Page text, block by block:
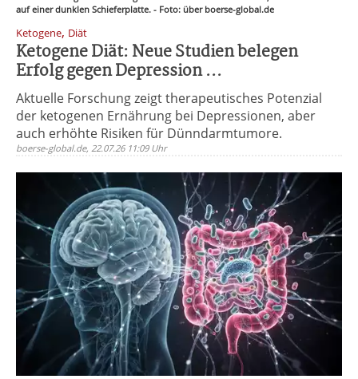
auf einer dunklen Schieferplatte. - Foto: über boerse-global.de
Ketogene, Diät
Ketogene Diät: Neue Studien belegen
Erfolg gegen Depression ...
Aktuelle Forschung zeigt therapeutisches Potenzial
der ketogenen Ernährung bei Depressionen, aber
auch erhöhte Risiken für Dünndarmtumore.
boerse-global.de, 22.07.26 11:09 Uhr